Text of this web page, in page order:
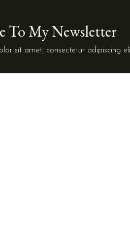
To My Newsletter
sit amet, consectetur adipiscing